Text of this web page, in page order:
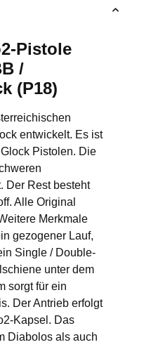
Pistole
/
(P18)
entwickelt. Es ist
Pistolen. Die
Der Rest besteht
Alle Original
Merkmale
gezogener Lauf,
Single / Double-
unter dem
sorgt für ein
Der Antrieb erfolgt
Kapsel. Das
Diabolos als auch